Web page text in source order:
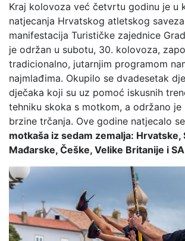
Kraj kolovoza već četvrtu godinu je u
natjecanja Hrvatskog atletskog
manifestacija Turističke zajednice
je održan u subotu, 30. kolovoza,
tradicionalno, jutarnjim programom
najmlađima. Okupilo se dvadesetak
dječaka koji su uz pomoć iskusnih
tehniku skoka s motkom, a održano je
brzine trčanja. Ove godine natjecalo se
motkaša iz sedam zemalja: Hrvatske,
Mađarske, Češke, Velike Britanije i